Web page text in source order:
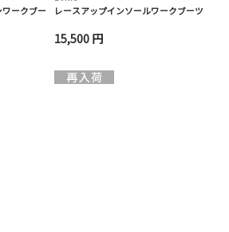
ークブー
レースアップインソールワークブーツ
15,500 円